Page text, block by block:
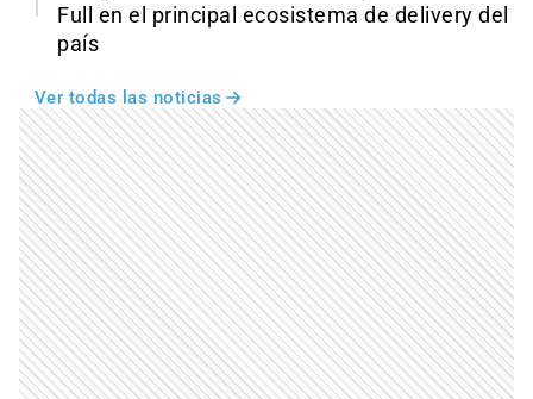
Full en el principal ecosistema de delivery del
país
Ver todas las noticias